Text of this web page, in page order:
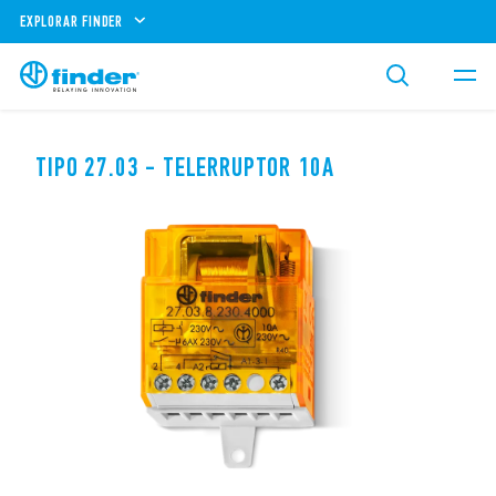
EXPLORAR FINDER
TIPO 27.03 - TELERRUPTOR 10A